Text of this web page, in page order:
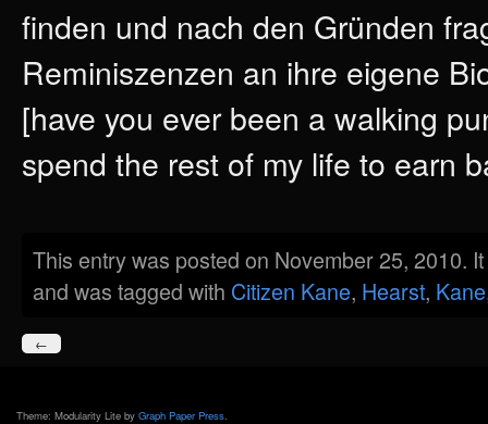
finden und nach den Gründen
Reminiszenzen an ihre eigene
[have you ever been a walking
spend the rest of my life to earn
This entry was posted on November 25, 2010.
and was tagged with Citizen Kane, Hearst, Kane
←
Theme: Modularity Lite by Graph Paper Press.